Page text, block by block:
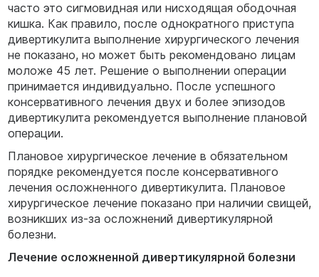
часто это сигмовидная или нисходящая ободочная
кишка. Как правило, после однократного приступа
дивертикулита выполнение хирургического лечения
не показано, но может быть рекомендовано лицам
моложе 45 лет. Решение о выполнении операции
принимается индивидуально. После успешного
консервативного лечения двух и более эпизодов
дивертикулита рекомендуется выполнение плановой
операции.
Плановое хирургическое лечение в обязательном
порядке рекомендуется после консервативного
лечения осложненного дивертикулита. Плановое
хирургическое лечение показано при наличии свищей,
возникших из-за осложнений дивертикулярной
болезни.
Лечение осложненной дивертикулярной болезни